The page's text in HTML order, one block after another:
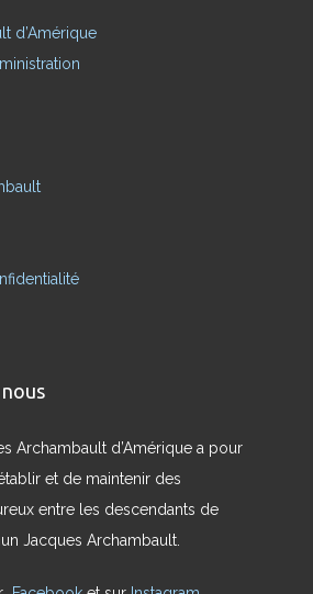
d’Amérique
Archambault d’Amérique a pour
et de maintenir des
entre les descendants de
Jacques Archambault.